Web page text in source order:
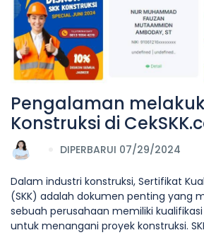
Pengalaman
Konstruksi di
DIPERBARUI 07/29/2024
Dalam industri konstruksi, Sertifikat
(SKK) adalah dokumen penting yang
sebuah perusahaan memiliki
untuk menangani proyek konstruksi.